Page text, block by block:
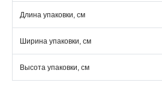
Длина упаковки, см
Ширина упаковки, см
Высота упаковки, см